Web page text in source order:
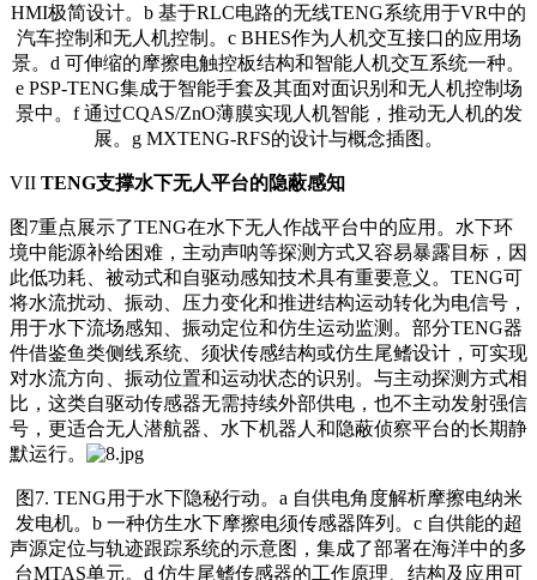
HMI极简设计。b 基于RLC电路的无线TENG系统用于VR中的
汽车控制和无人机控制。c BHES作为人机交互接口的应用场
景。d 可伸缩的摩擦电触控板结构和智能人机交互系统一种。
e PSP-TENG集成于智能手套及其面对面识别和无人机控制场
景中。f 通过CQAS/ZnO薄膜实现人机智能，推动无人机的发
展。g MXTENG-RFS的设计与概念插图。
VII TENG支撑水下无人平台的隐蔽感知
图7重点展示了TENG在水下无人作战平台中的应用。水下环
境中能源补给困难，主动声呐等探测方式又容易暴露目标，因
此低功耗、被动式和自驱动感知技术具有重要意义。TENG可
将水流扰动、振动、压力变化和推进结构运动转化为电信号，
用于水下流场感知、振动定位和仿生运动监测。部分TENG器
件借鉴鱼类侧线系统、须状传感结构或仿生尾鳍设计，可实现
对水流方向、振动位置和运动状态的识别。与主动探测方式相
比，这类自驱动传感器无需持续外部供电，也不主动发射强信
号，更适合无人潜航器、水下机器人和隐蔽侦察平台的长期静
默运行。
图7. TENG用于水下隐秘行动。a 自供电角度解析摩擦电纳米
发电机。b 一种仿生水下摩擦电须传感器阵列。c 自供能的超
声源定位与轨迹跟踪系统的示意图，集成了部署在海洋中的多
台MTAS单元。d 仿生尾鳍传感器的工作原理、结构及应用可